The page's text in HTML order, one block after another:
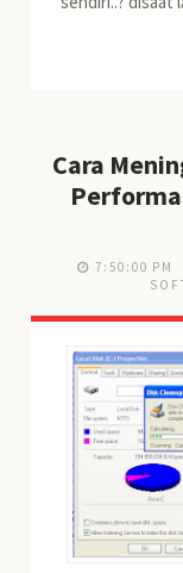
Cara
7:50:00 PM